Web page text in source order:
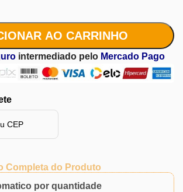
AO CARRINHO
intermediado pelo Mercado Pago
Completa do Produto
por quantidade